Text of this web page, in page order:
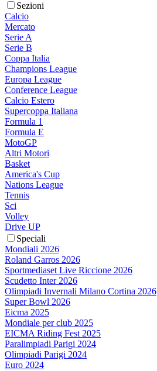
Sezioni
Calcio
Mercato
Serie A
Serie B
Coppa Italia
Champions League
Europa League
Conference League
Calcio Estero
Supercoppa Italiana
Formula 1
Formula E
MotoGP
Altri Motori
Basket
America's Cup
Nations League
Tennis
Sci
Volley
Drive UP
Speciali
Mondiali 2026
Roland Garros 2026
Sportmediaset Live Riccione 2026
Scudetto Inter 2026
Olimpiadi Invernali Milano Cortina 2026
Super Bowl 2026
Eicma 2025
Mondiale per club 2025
EICMA Riding Fest 2025
Paralimpiadi Parigi 2024
Olimpiadi Parigi 2024
Euro 2024